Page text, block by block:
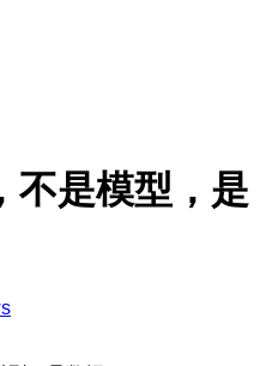
不是模型，是